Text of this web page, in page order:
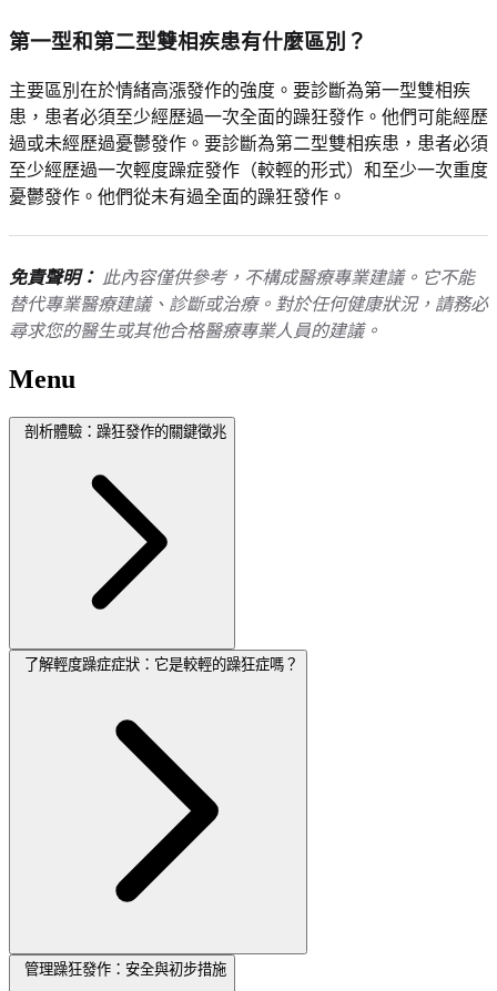
第一型和第二型雙相疾患有什麼區別？
主要區別在於情緒高漲發作的強度。要診斷為第一型雙相疾
患，患者必須至少經歷過一次全面的躁狂發作。他們可能經歷
過或未經歷過憂鬱發作。要診斷為第二型雙相疾患，患者必須
至少經歷過一次輕度躁症發作（較輕的形式）和至少一次重度
憂鬱發作。他們從未有過全面的躁狂發作。
免責聲明： 此內容僅供參考，不構成醫療專業建議。它不能
替代專業醫療建議、診斷或治療。對於任何健康狀況，請務必
尋求您的醫生或其他合格醫療專業人員的建議。
Menu
剖析體驗：躁狂發作的關鍵徵兆
了解輕度躁症症狀：它是較輕的躁狂症嗎？
管理躁狂發作：安全與初步措施